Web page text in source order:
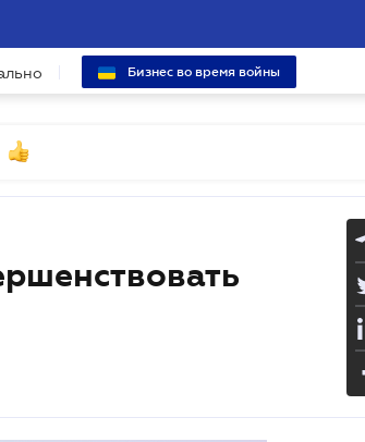
Бизнес во время войны